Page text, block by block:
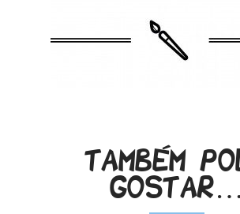
Também
gostar…